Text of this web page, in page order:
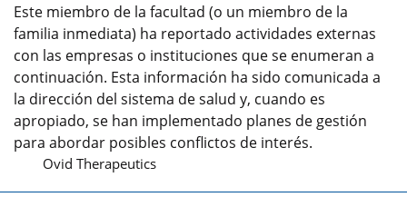
Este miembro de la facultad (o un miembro de la
familia inmediata) ha reportado actividades externas
con las empresas o instituciones que se enumeran a
continuación. Esta información ha sido comunicada a
la dirección del sistema de salud y, cuando es
apropiado, se han implementado planes de gestión
para abordar posibles conflictos de interés.
Ovid Therapeutics